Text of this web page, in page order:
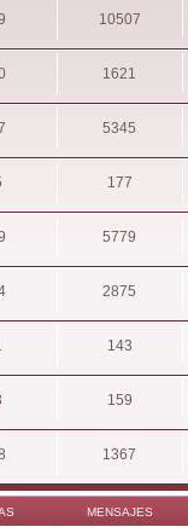
10507
1621
5345
177
5779
2875
143
159
1367
MENSAJES